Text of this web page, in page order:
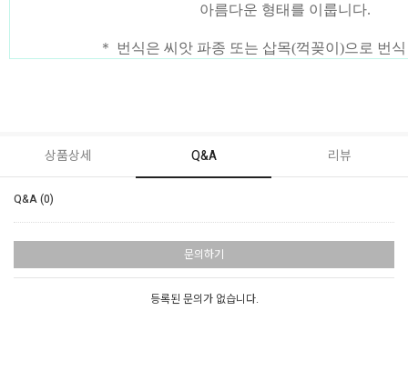
아름다운 형태를 이룹니다.
＊ 번식은 씨앗 파종 또는 삽목(꺽꽂이)으로 번
상품상세 Q&A 리뷰
Q&A (0)
문의하기
등록된 문의가 없습니다.